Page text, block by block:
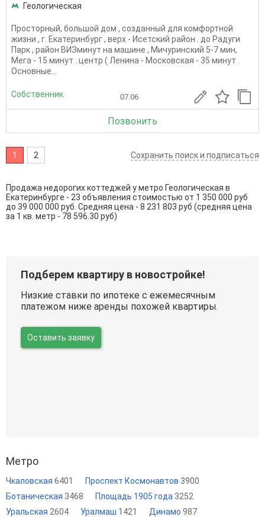
Геологическая
Просторный, большой дом , созданный для комфортной
жизни , г. Екатеринбург , верх - Исетский район . до Радуги
Парк , район ВИЗминут на машине , Мичуринский 5-7 мин,
Мега - 15 минут . центр ( Ленина - Московская - 35 минут .
Основные...
Собственник 07.06
Позвонить
1 2 Сохранить поиск и подписаться
Продажа недорогих коттеджей у метро Геологическая в
Екатеринбурге - 23 объявления стоимостью от 1 350 000 руб
до 39 000 000 руб. Средняя цена - 8 231 803 руб (средняя цена
за 1 кв. метр - 78 596.30 руб)
Подберем квартиру в новостройке!
Низкие ставки по ипотеке с ежемесячным
платежом ниже аренды похожей квартиры.
Оставить заявку
Метро
Чкаловская 6401 Проспект Космонавтов 3900
Ботаническая 3468 Площадь 1905 года 3252
Уральская 2604 Уралмаш 1421 Динамо 987